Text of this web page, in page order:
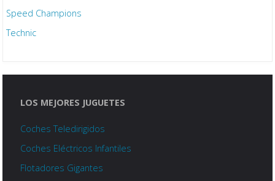
Speed Champions
Technic
LOS MEJORES JUGUETES
Coches Teledirigidos
Coches Eléctricos Infantiles
Flotadores Gigantes